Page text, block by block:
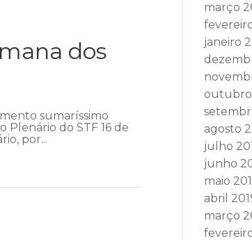
dos
sumaríssimo
do STF 16 de
por...
março
janeiro
outubro
agosto
julho
junho
maio
abril
março